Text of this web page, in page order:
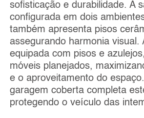
sofisticação e durabilidade. A
configurada em dois
também apresenta pisos
assegurando harmonia visual.
equipada com pisos e
móveis planejados,
e o aproveitamento do
garagem coberta completa
protegendo o veículo das